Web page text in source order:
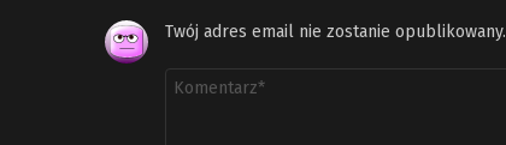
Twój adres email nie zostanie opublikowany.
Komentarz